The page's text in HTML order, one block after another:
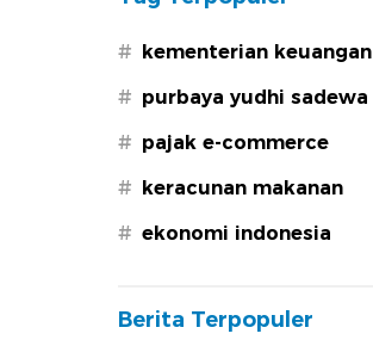
# kementerian keuangan
# purbaya yudhi sadewa
# pajak e-commerce
# keracunan makanan
# ekonomi indonesia
Berita Terpopuler